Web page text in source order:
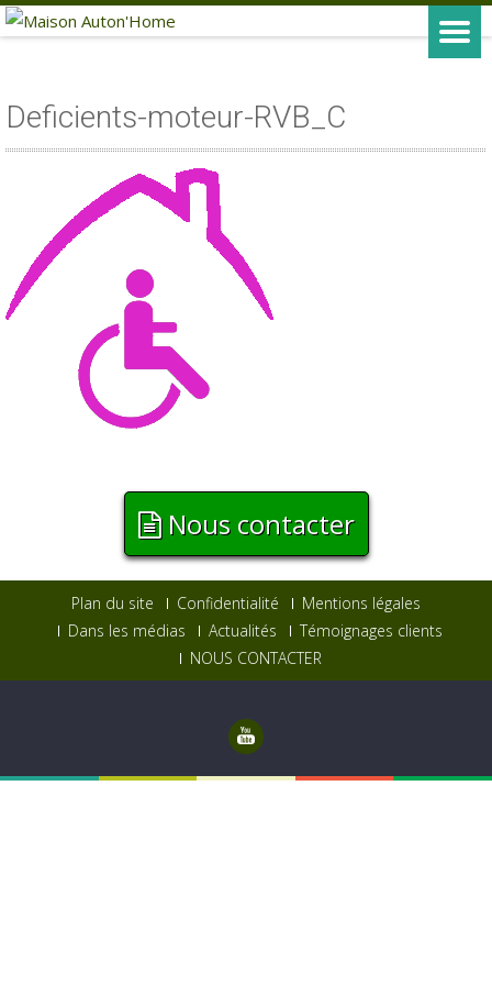
Deficients-moteur-RVB_C
Nous contacter
Plan du site Confidentialité
Mentions légales
Dans les médias
Actualités
Témoignages clients
NOUS CONTACTER